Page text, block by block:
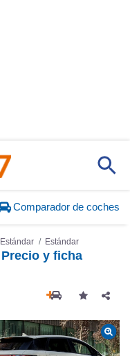
Comparador de coches
Estándar
Estándar
Precio y ficha